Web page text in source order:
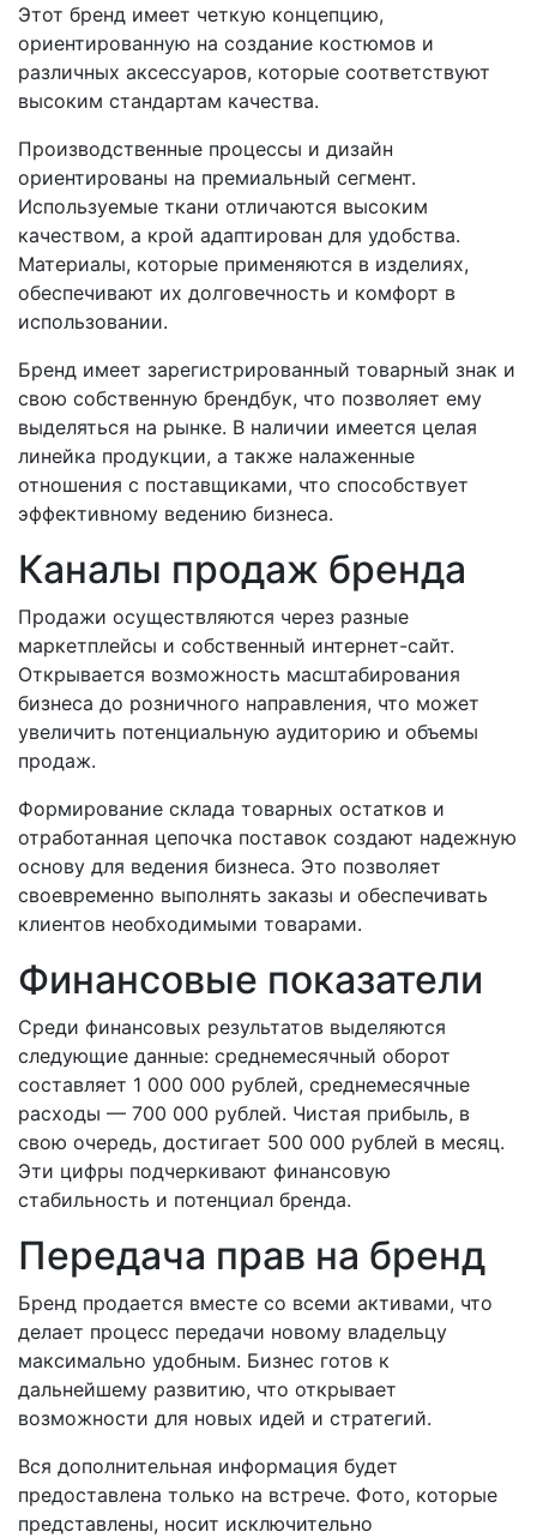
Этот бренд имеет четкую концепцию,
ориентированную на создание костюмов и
различных аксессуаров, которые соответствуют
высоким стандартам качества.
Производственные процессы и дизайн
ориентированы на премиальный сегмент.
Используемые ткани отличаются высоким
качеством, а крой адаптирован для удобства.
Материалы, которые применяются в изделиях,
обеспечивают их долговечность и комфорт в
использовании.
Бренд имеет зарегистрированный товарный знак и
свою собственную брендбук, что позволяет ему
выделяться на рынке. В наличии имеется целая
линейка продукции, а также налаженные
отношения с поставщиками, что способствует
эффективному ведению бизнеса.
Каналы продаж бренда
Продажи осуществляются через разные
маркетплейсы и собственный интернет-сайт.
Открывается возможность масштабирования
бизнеса до розничного направления, что может
увеличить потенциальную аудиторию и объемы
продаж.
Формирование склада товарных остатков и
отработанная цепочка поставок создают надежную
основу для ведения бизнеса. Это позволяет
своевременно выполнять заказы и обеспечивать
клиентов необходимыми товарами.
Финансовые показатели
Среди финансовых результатов выделяются
следующие данные: среднемесячный оборот
составляет 1 000 000 рублей, среднемесячные
расходы — 700 000 рублей. Чистая прибыль, в
свою очередь, достигает 500 000 рублей в месяц.
Эти цифры подчеркивают финансовую
стабильность и потенциал бренда.
Передача прав на бренд
Бренд продается вместе со всеми активами, что
делает процесс передачи новому владельцу
максимально удобным. Бизнес готов к
дальнейшему развитию, что открывает
возможности для новых идей и стратегий.
Вся дополнительная информация будет
предоставлена только на встрече. Фото, которые
представлены, носит исключительно